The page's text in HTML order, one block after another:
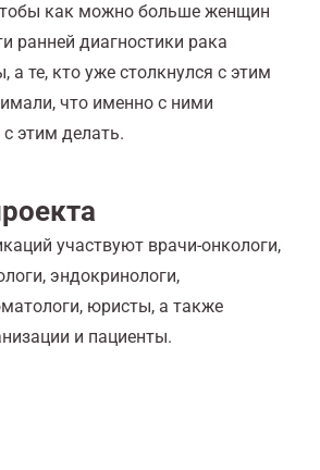
как можно больше женщин
ранней диагностики рака
а те, кто уже столкнулся с этим
что именно с ними
этим делать.
участвуют врачи-онкологи,
эндокринологи,
юристы, а также
и пациенты.